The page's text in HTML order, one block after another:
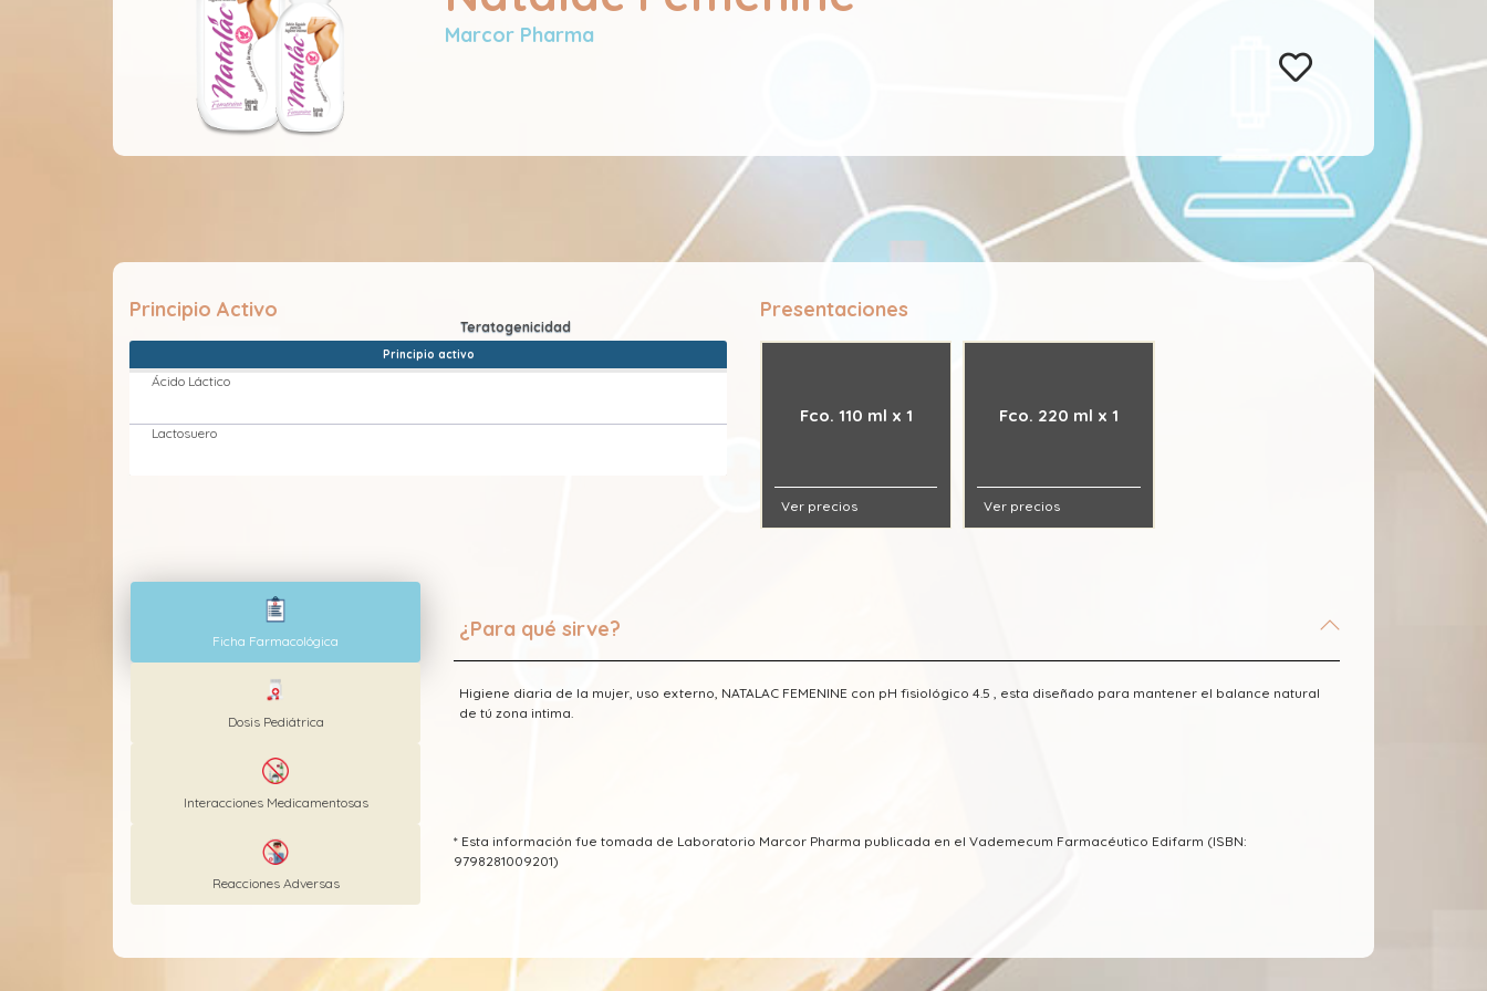
Marcor Pharma
Principio Activo
Principio activo
Ácido Láctico
Lactosuero
Presentaciones
Fco. 110 ml x 1
Ver precios
Fco. 220 ml x 1
Ver precios
Ficha Farmacológica
Dosis Pediátrica
Interacciones Medicamentosas
Reacciones Adversas
¿Para qué sirve?
Higiene diaria de la mujer, uso externo, NATALAC FEMENINE con pH fisiológico 4.5 , esta diseñado para mantener el balance natural
de tú zona intima.
* Esta información fue tomada de Laboratorio Marcor Pharma publicada en el Vademecum Farmacéutico Edifarm (ISBN:
9798281009201)